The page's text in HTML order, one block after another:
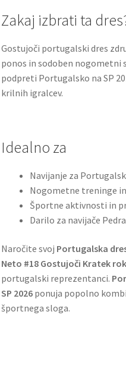
Zakaj izbrati ta
Gostujoči portugalski dres
ponos in sodoben nogometni
podpreti Portugalsko na SP
krilnih igralcev.
Idealno za
Navijanje za
Nogometne treninge
Športne aktivnosti in
Darilo za navijače
Naročite svoj Portugalska
Neto #18 Gostujoči Kratek
portugalski reprezentanci.
SP 2026 ponuja popolno
športnega sloga.